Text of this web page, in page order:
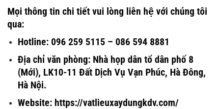
Mọi thông tin chi tiết vui lòng liên hệ với chúng tôi
qua:
Hotline: 096 259 5115 – 086 594 8881
Địa chỉ văn phòng: Nhà họp dân tổ dân phố 8
(Mới), LK10-11 Đất Dịch Vụ Vạn Phúc, Hà Đông,
Hà Nội.
Website: https://vatlieuxaydungkdv.com/